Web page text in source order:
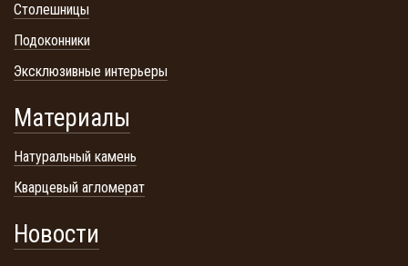
Столешницы
Подоконники
Эксклюзивные интерьеры
Материалы
Натуральный камень
Кварцевый агломерат
Новости